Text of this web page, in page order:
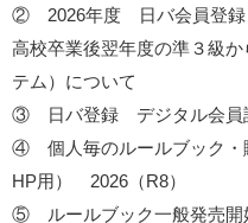
② 2026年度 日バ会員登録
高校卒業後翌年度の準３級
テム）について
③ 日バ登録 デジタル会員
④ 個人毎のルールブック・
HP用） 2026（R8）
⑤ ルールブック一般発売開